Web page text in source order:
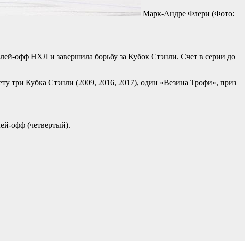
Марк-Андре Флери (Фото:
офф НХЛ и завершила борьбу за Кубок Стэнли. Счет в серии до
три Кубка Стэнли (2009, 2016, 2017), один «Везина Трофи», приз
офф (четвертый).